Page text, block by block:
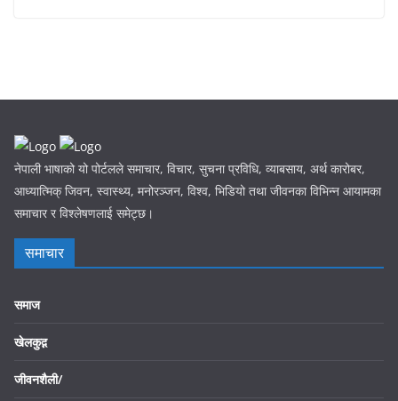
नेपाली भाषाको यो पोर्टलले समाचार, विचार, सुचना प्रविधि, व्याबसाय, अर्थ कारोबर,
आध्यात्मिक् जिवन, स्वास्थ्य, मनोरञ्जन, विश्व, भिडियो तथा जीवनका विभिन्न आयामका
समाचार र विश्लेषणलाई समेट्छ।
समाचार
समाज
खेलकुद़़
जीवनशैली/